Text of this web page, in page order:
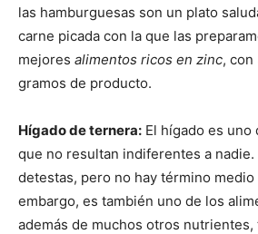
las hamburguesas son un plato
carne picada con la que las
mejores alimentos ricos en zinc, con
gramos de producto.
Hígado de ternera: El hígado es uno
que no resultan indiferentes a nadie.
detestas, pero no hay término medio
embargo, es también uno de los
además de muchos otros nutrientes,